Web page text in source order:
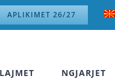
APLIKIMET 26/27
LAJMET NGJARJET